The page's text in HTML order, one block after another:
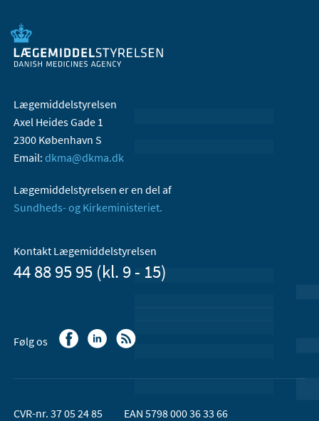
Lægemiddelstyrelsen
Axel Heides Gade 1
2300 København S
Email: dkma@dkma.dk
Lægemiddelstyrelsen er en del af
Sundheds- og Kirkeministeriet.
Kontakt Lægemiddelstyrelsen
44 88 95 95 (kl. 9 - 15)
Følg os
CVR-nr. 37 05 24 85 EAN 5798 000 36 33 66